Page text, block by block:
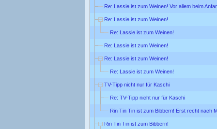
Re: Lassie ist zum Weinen! Vor allem beim
Re: Lassie ist zum Weinen!
Re: Lassie ist zum Weinen!
Re: Lassie ist zum Weinen!
Re: Lassie ist zum Weinen!
Re: Lassie ist zum Weinen!
TV-Tipp nicht nur für Kaschi
Re: TV-Tipp nicht nur für Kaschi
Rin Tin Tin ist zum Bibbern! Erst recht nach
Rin Tin Tin ist zum Bibbern!